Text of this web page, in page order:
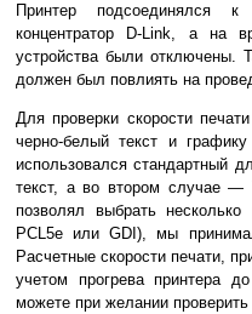
Принтер подсоединялся к
концентратор D-Link, а на
устройства были отключены.
должен был повлиять на
Для проверки скорости
черно-белый текст и
использовался стандартный
текст, а во втором случае —
позволял выбрать
PCL5e или GDI), мы
Расчетные скорости печати,
учетом прогрева принтера
можете при желании проверить